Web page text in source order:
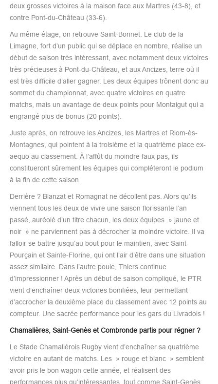
deux grosses victoires à la maison face aux Martres (43-8), et
contre Pont-du-Château (33-6).
Au même étage, on retrouve Saint-Bonnet. Le club de la
Limagne, fort d’un public qui se déplace en nombre, réalise un
début de saison très intéressant, avec notamment deux victoires
très précieuses à Pont-du-Château, et aux Ancizes, terre où il
est très difficile d’aller gagner. Les deux équipes trônent donc au
sommet du championnat, avec quatre victoires en quatre
matchs, mais un avantage de deux points pour Montaigut qui a
engrangé plus de bonus (20 points).
Juste après, on retrouve les Ancizes, les Martres et Riom-ès-
Montagnes, qui pointent à la troisième et la quatrième place ex-
aequo au classement. À l’affût du moindre faux pas, ils
constitueront sûrement les équipes qui compléteront le podium
à la fin de cette saison.
Derrière ? Blanzat et Romagnat ne décollent pas. Alors qu’ils
viennent tous les deux de vivre une saison florissante l’an
passé, auréolé d’un titre chacun, les deux équipes » jaune et
noir » ne parviennent pas à décrocher la moindre victoire. Il va
falloir se battre jusqu’au bout pour le maintien, avec Saint-
Pourçain et Sainte-Florine, qui ont l’air d’être dans une situation
assez similaire. Dans l’autre poule, Thiers continue
d’impressionner ! Après un début de saison compliqué, le PTR
vient d’enchaîner deux victoires bonifiées, leur permettant
d’accrocher la deuxième place du classement avec 12 points au
compteur. Une sacrée performance pour les gars du Livradois !
Chamalières, Saint-Genès et Combronde partis pour régner ?
Le Stade Chamaliérois Rugby vient d’enchaîner sa quatrième
victoire en autant de matchs. Les » rouge et blanc » semblent
avoir pris le bon wagon cette année, et réalisent des
performances plus qu’intéressantes, tout comme Saint-Genès,